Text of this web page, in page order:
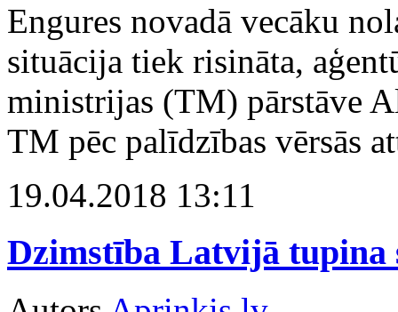
Engures novadā vecāku
situācija tiek risināta,
ministrijas (TM) pārstāve
TM pēc palīdzības vērsās
19.04.2018 13:11
Dzimstība Latvijā tupina